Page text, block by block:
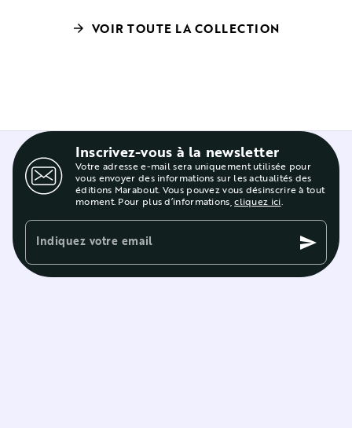
arrow_forward VOIR TOUTE LA COLLECTION
Inscrivez-vous à la newsletter
Votre adresse e-mail sera uniquement utilisée pour
vous envoyer des informations sur les actualités des
éditions Marabout. Vous pouvez vous désinscrire à tout
moment. Pour plus d’informations,cliquez ici.
Indiquez votre email send